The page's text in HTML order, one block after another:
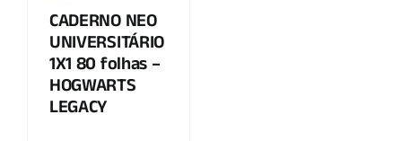
CADERNO NEO
UNIVERSITÁRIO
1X1 80 folhas –
HOGWARTS
LEGACY